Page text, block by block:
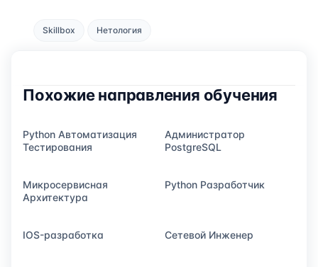
Skillbox Нетология
Похожие направления обучения
Python Автоматизация
Тестирования
Администратор
PostgreSQL
Микросервисная
Архитектура
Python Разработчик
IOS-разработка Сетевой Инженер